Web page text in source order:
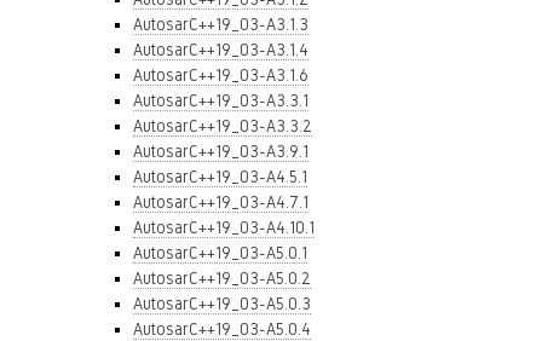
AutosarC++19_03-A3.1.3
AutosarC++19_03-A3.1.4
AutosarC++19_03-A3.1.6
AutosarC++19_03-A3.3.1
AutosarC++19_03-A3.3.2
AutosarC++19_03-A3.9.1
AutosarC++19_03-A4.5.1
AutosarC++19_03-A4.7.1
AutosarC++19_03-A4.10.1
AutosarC++19_03-A5.0.1
AutosarC++19_03-A5.0.2
AutosarC++19_03-A5.0.3
AutosarC++19_03-A5.0.4